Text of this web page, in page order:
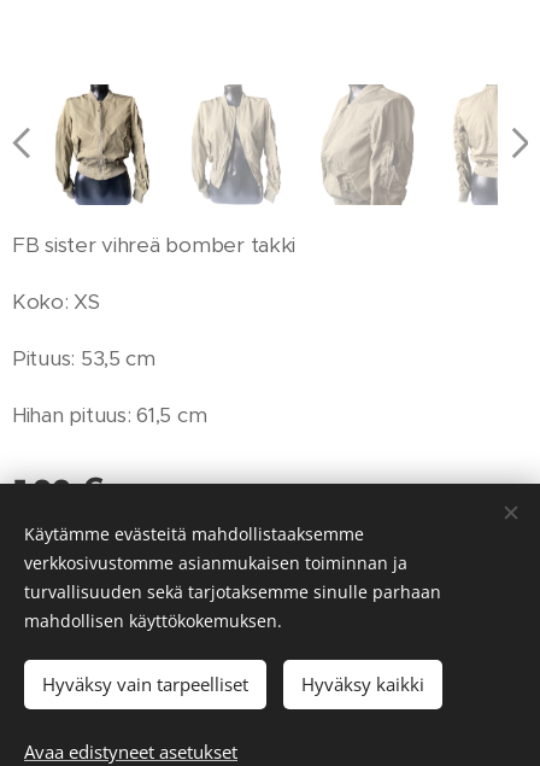
FB sister vihreä bomber takki
Koko: XS
Pituus: 53,5 cm
Hihan pituus: 61,5 cm
5,00€
Lisää ostoskoriin
© 2023 Kaikki oikeudet pidätetään
Käytämme evästeitä mahdollistaaksemme
verkkosivustomme asianmukaisen toiminnan ja
turvallisuuden sekä tarjotaksemme sinulle parhaan
mahdollisen käyttökokemuksen.
Hyväksy vain tarpeelliset Hyväksy kaikki
Avaa edistyneet asetukset